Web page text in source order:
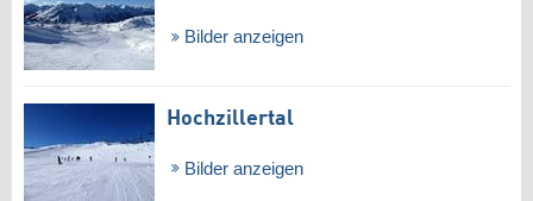
Bilder anzeigen
Hochzillertal
Bilder anzeigen